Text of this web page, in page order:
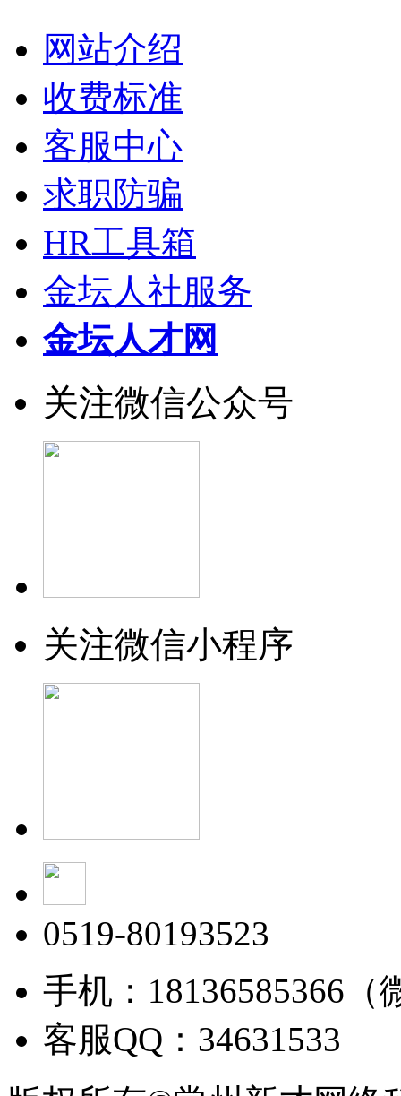
网站介绍
收费标准
客服中心
求职防骗
HR工具箱
金坛人社服务
金坛人才网
关注微信公众号
关注微信小程序
0519-80193523
手机：18136585366（
客服QQ：34631533